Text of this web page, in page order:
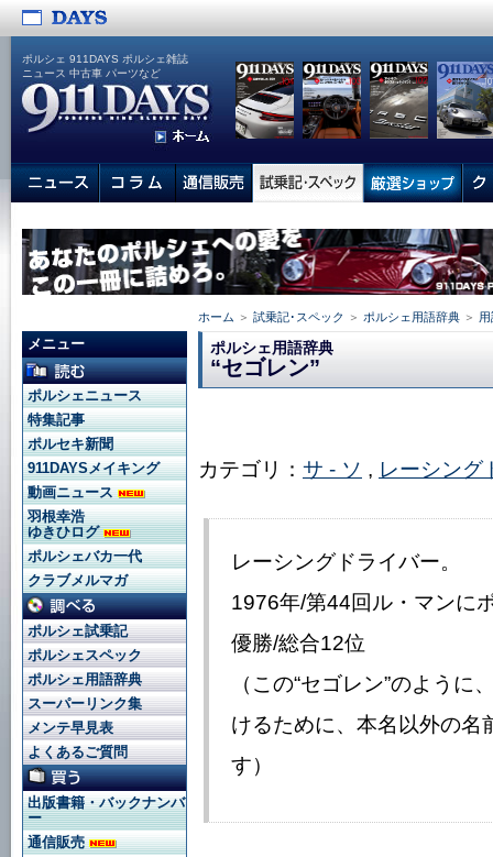
ポルシェ 911DAYS ポルシェ雑誌
ニュース 中古車 パーツなど
ホーム ＞ 試乗記･スペック ＞ ポルシェ用語辞典 ＞
ポルシェ用語辞典
“セゴレン”
カテゴリ： サ - ソ , レーシング
レーシングドライバー。
1976年/第44回ル・マンに
優勝/総合12位
（この“セゴレン”のよう
けるために、本名以外の名
す）
メニュー
ポルシェニュース
特集記事
ポルセキ新聞
911DAYSメイキング
動画ニュース
羽根幸浩
ゆきひログ
ポルシェバカ一代
クラブメルマガ
ポルシェ試乗記
ポルシェスペック
ポルシェ用語辞典
スーパーリンク集
メンテ早見表
よくあるご質問
出版書籍・バックナンバ
ー
通信販売